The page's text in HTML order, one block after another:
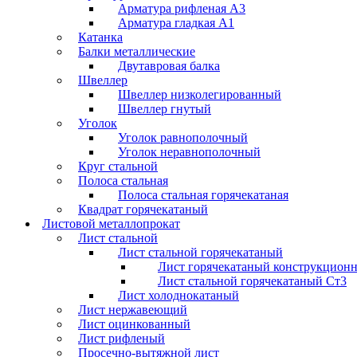
Арматура рифленая А3
Арматура гладкая А1
Катанка
Балки металлические
Двутавровая балка
Швеллер
Швеллер низколегированный
Швеллер гнутый
Уголок
Уголок равнополочный
Уголок неравнополочный
Круг стальной
Полоса стальная
Полоса стальная горячекатаная
Квадрат горячекатаный
Листовой металлопрокат
Лист стальной
Лист стальной горячекатаный
Лист горячекатаный
Лист стальной горячекатаный Ст3
Лист холоднокатаный
Лист нержавеющий
Лист оцинкованный
Лист рифленый
Просечно-вытяжной лист